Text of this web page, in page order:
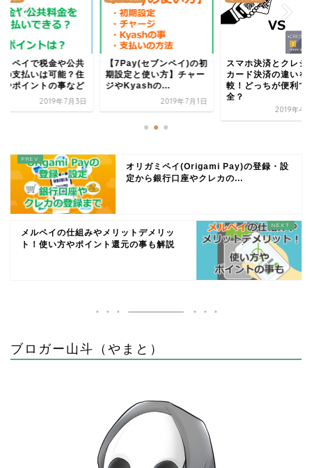
ミペイで税金や公共
の支払いは可能？住
やポイントの事など
2019年7月3日
【7Pay(セブンペイ)の初
期設定と使い方】チャー
ジやKyashの...
2019年7月1日
スマホ決済とクレジ
カード決済の違いを
較！どっちが便利で
全？
2019年4
オリガミペイ(Origami Pay)の登録・設
定から銀行口座やクレカの...
メルペイの仕組みやメリットデメリッ
ト！使い方やポイント還元の事も解説
ブロガー山斗（やまと）